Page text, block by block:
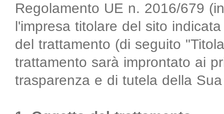
Regolamento UE n. 2016/679
l'impresa titolare del sito
del trattamento (di seguito
trattamento sarà improntato ai
trasparenza e di tutela della